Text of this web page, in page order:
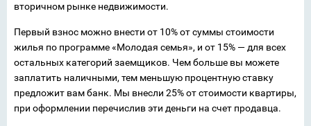
вторичном рынке недвижимости.
Первый взнос можно внести от 10% от суммы стоимости
жилья по программе «Молодая семья», и от 15% — для всех
остальных категорий заемщиков. Чем больше вы можете
заплатить наличными, тем меньшую процентную ставку
предложит вам банк. Мы внесли 25% от стоимости квартиры,
при оформлении перечислив эти деньги на счет продавца.